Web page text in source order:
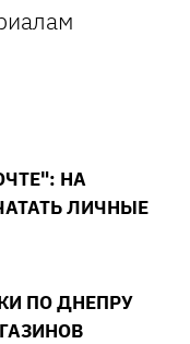
НА
ЛИЧНЫЕ
ПО ДНЕПРУ